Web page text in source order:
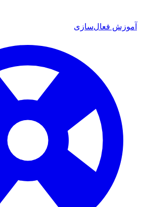
فعال‌سازی